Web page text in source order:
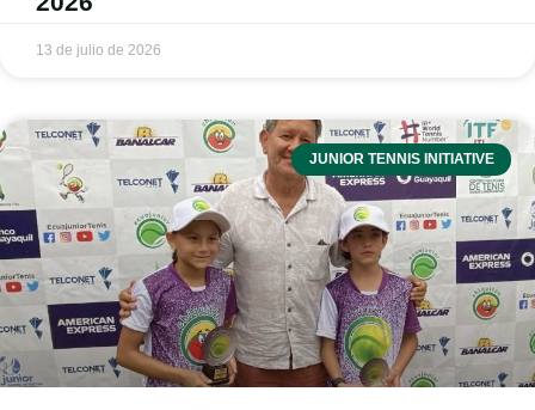
13 de julio de 2026
JUNIOR TENNIS INITIATIVE